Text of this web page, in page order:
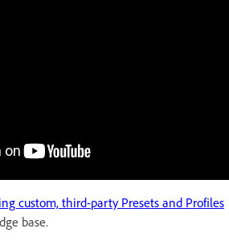
custom, third-party Presets and Profiles
base.